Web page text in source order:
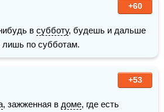
+60
в субботу, будешь и дальше
лишь по субботам.
+53
, зажженная в доме, где есть